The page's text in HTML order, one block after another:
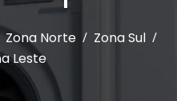
Zona Norte / Zona Sul /
Leste